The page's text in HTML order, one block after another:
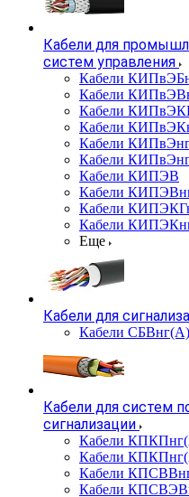
Кабели для
систем управления
Кабели
Кабели
Кабели
Кабели
Кабели
Кабели
Кабели КИПЭВ
Кабели
Кабели
Кабели
Еще
Кабели для
Кабели
Кабели для систем
сигнализации
Кабели
Кабели
Кабели
Кабели